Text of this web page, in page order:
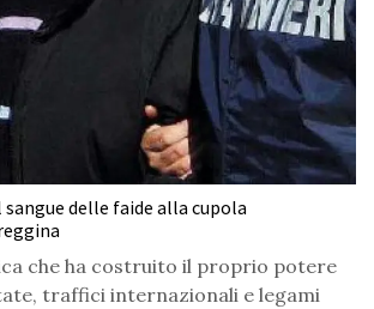
sangue delle faide alla cupola
che ha costruito il proprio potere
traffici internazionali e legami